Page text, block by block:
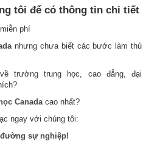
tôi để có thông tin chi tiết
phí
nhưng chưa biết các bước làm thủ
trường trung học, cao đẳng, đại
Canadacao nhất?
ngay với chúng tôi:
đường sự nghiệp!